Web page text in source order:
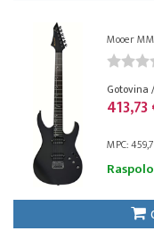
Mooer
MPC: